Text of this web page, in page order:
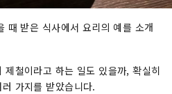
때 받은 식사에서 요리의 예를 소개
제철이라고 하는 일도 있을까, 확실히
가지를 받았습니다.